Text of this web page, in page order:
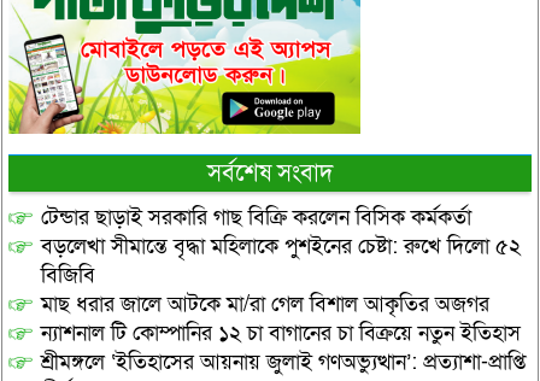
সর্বশেষ সংবাদ
টেন্ডার ছাড়াই সরকারি গাছ বিক্রি করলেন বিসিক কর্মকর্তা
বড়লেখা সীমান্তে বৃদ্ধা মহিলাকে পুশইনের চেষ্টা: রুখে দিলো ৫২
বিজিবি
মাছ ধরার জালে আটকে মা/রা গেল বিশাল আকৃতির অজগর
ন্যাশনাল টি কোম্পানির ১২ চা বাগানের চা বিক্রয়ে নতুন ইতিহাস
শ্রীমঙ্গলে ‘ইতিহাসের আয়নায় জুলাই গণঅভ্যুত্থান’: প্রত্যাশা-প্রাপ্তি